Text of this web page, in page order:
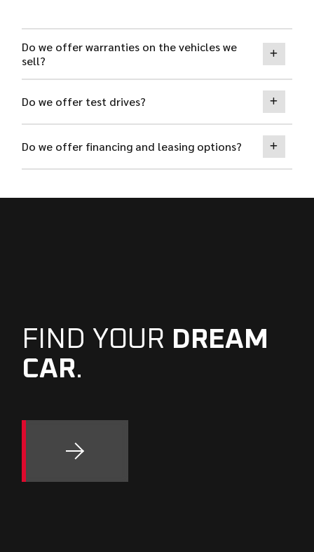
Do we offer warranties on the vehicles we
sell?
Do we offer test drives?
Do we offer financing and leasing options?
FIND YOUR DREAM
CAR.